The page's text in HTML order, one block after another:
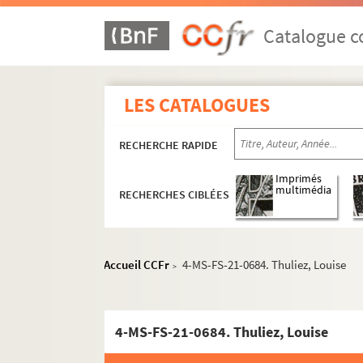
Catalogue
LES CATALOGUES
RECHERCHE RAPIDE
RECHERCHES CIBLÉES
Imprimés
multimédia
Accueil CCFr > 4-MS-FS-21-0684. Thuliez, Louise
4-MS-FS-21-0684. Thuliez, Louise
K
N
P
S
T
4-MS-FS-21-0668. Tabouis,
4-MS-FS-21-1138. Tallien, Thérésa
4-MS-FS-21-0670. Talma, François-